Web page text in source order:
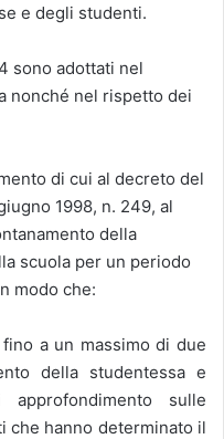
e degli studenti.
sono adottati nel
nonché nel rispetto dei
di cui al decreto del
1998, n. 249, al
della
scuola per un periodo
modo che:
fino a un massimo di due
della studentessa e
sulle
che hanno determinato il